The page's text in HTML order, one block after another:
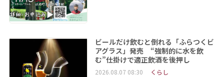
ビールだけ飲むと倒れる「ふらつくビ
アグラス」発売 “強制的に水を飲
む”仕掛けで適正飲酒を後押し
2026.08.07 08:30 くらし